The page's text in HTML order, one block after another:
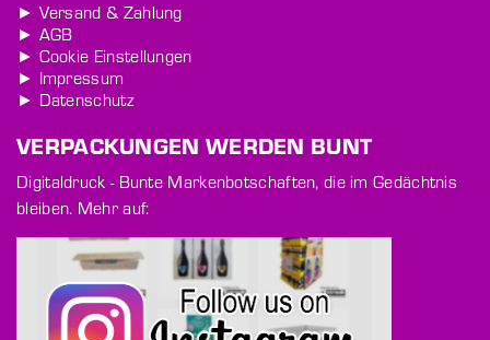
► Versand & Zahlung
► AGB
► Cookie Einstellungen
► Impressum
► Datenschutz
VERPACKUNGEN WERDEN BUNT
Digitaldruck - Bunte Markenbotschaften, die im Gedächtnis
bleiben. Mehr auf: